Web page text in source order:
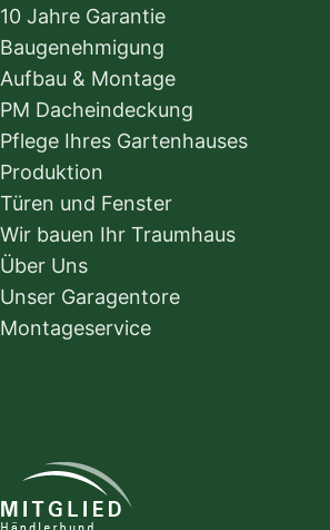
10 Jahre Garantie
Baugenehmigung
Aufbau & Montage
PM Dacheindeckung
Pflege Ihres Gartenhauses
Produktion
Türen und Fenster
Wir bauen Ihr Traumhaus
Über Uns
Unser Garagentore
Montageservice